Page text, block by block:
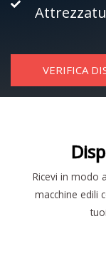
VERIFICA
Ricevi in modo
macchine edili